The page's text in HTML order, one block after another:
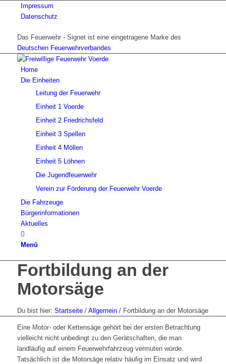
Impressum
Datenschutz
Das Feuerwehr - Signet ist eine eingetragene Marke des
Deutschen Feuerwehrverbandes
Home
Die Einheiten
Leitung der Feuerwehr
Einheit 1 Voerde
Einheit 2 Friedrichsfeld
Einheit 3 Spellen
Einheit 4 Möllen
Einheit 5 Löhnen
Die Jugendfeuerwehr
Verein zur Förderung der Feuerwehr Voerde
Die Fahrzeuge
Bürgerinformationen
Aktuelles
Menü
Fortbildung an der
Motorsäge
Du bist hier: Startseite / Allgemein / Fortbildung an der Motorsäge
Eine Motor- oder Kettensäge gehört bei der ersten Betrachtung
vielleicht nicht unbedingt zu den Gerätschaften, die man
landläufig auf einem Feuerwehrfahrzeug vermuten würde.
Tatsächlich ist die Motorsäge relativ häufig im Einsatz und wird